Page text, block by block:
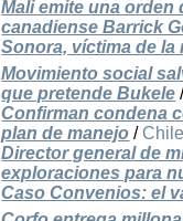
Mali emite una orden
canadiense Barrick
Sonora, víctima de la
Movimiento social
que pretende Bukele
Confirman condena
plan de manejo / Chile
Director general de
exploraciones para
Caso Convenios: el